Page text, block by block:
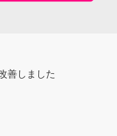
善しました